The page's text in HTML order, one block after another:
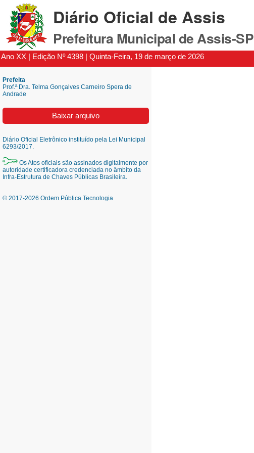
Diário Oficial de Assis
Prefeitura Municipal de Assis-SP
Ano XX | Edição Nº 4398 | Quinta-Feira, 19 de março de 2026
Prefeita
Prof.ª Dra. Telma Gonçalves Carneiro Spera de
Andrade
Baixar arquivo
Diário Oficial Eletrônico instituído pela Lei Municipal
6293/2017.
Os Atos oficiais são assinados digitalmente por
autoridade certificadora credenciada no âmbito da
Infra-Estrutura de Chaves Públicas Brasileira.
© 2017-2026 Ordem Pública Tecnologia